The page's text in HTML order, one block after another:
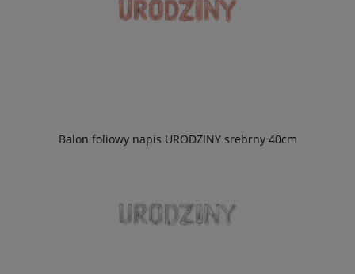
Balon foliowy napis URODZINY srebrny 40cm